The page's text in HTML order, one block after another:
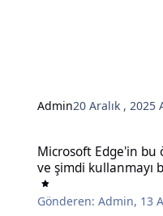
Admin20 Aralık , 2025
Microsoft Edge'in
ve şimdi kullanmayı
Gönderen:Admin, 13